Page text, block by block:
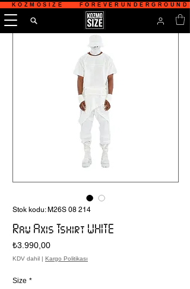
KOZMOSIZE    FOREVERUNDERGROUND
Stok kodu: M26S 08 214
Raw Axis Tshirt WHITE
₺3.990,00Fiyat
KDV dahil | Kargo Politikası
Size *